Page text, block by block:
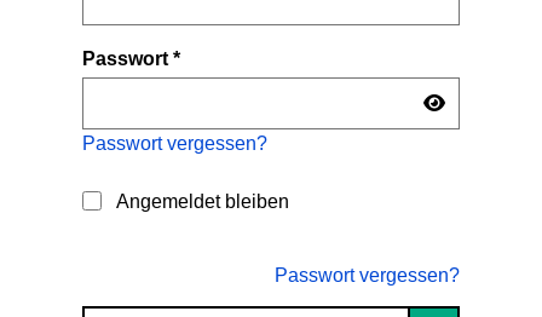
Passwort*
Passwort vergessen?
Angemeldet bleiben
Passwort vergessen?